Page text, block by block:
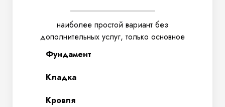
наиболее простой вариант без
дополнительных услуг, только основное
Фундамент
Кладка
Кровля